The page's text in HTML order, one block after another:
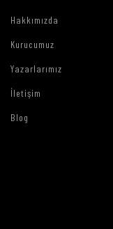
Hakkımızda
Kurucumuz
Yazarlarımız
İletişim
Blog